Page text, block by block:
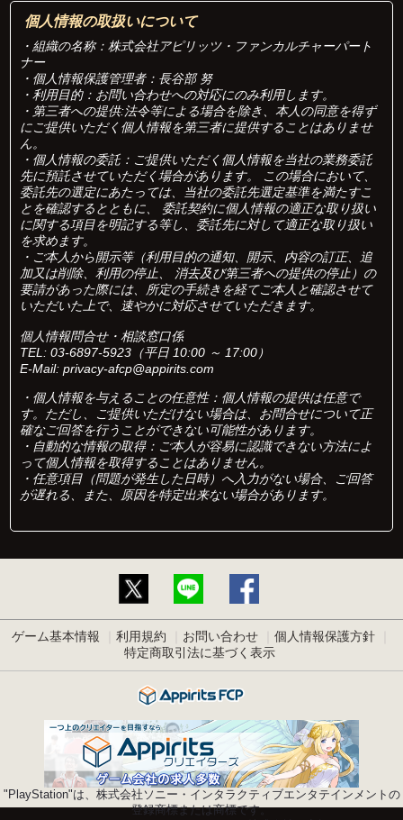
個人情報の取扱いについて
・組織の名称：株式会社アピリッツ・ファンカルチャーパート
ナー
・個人情報保護管理者：長谷部 努
・利用目的：お問い合わせへの対応にのみ利用します。
・第三者への提供:法令等による場合を除き、本人の同意を得ず
にご提供いただく個人情報を第三者に提供することはありませ
ん。
・個人情報の委託：ご提供いただく個人情報を当社の業務委託
先に預託させていただく場合があります。 この場合において、
委託先の選定にあたっては、当社の委託先選定基準を満たすこ
とを確認するとともに、 委託契約に個人情報の適正な取り扱い
に関する項目を明記する等し、委託先に対して適正な取り扱い
を求めます。
・ご本人から開示等（利用目的の通知、開示、内容の訂正、追
加又は削除、利用の停止、 消去及び第三者への提供の停止）の
要請があった際には、所定の手続きを経てご本人と確認させて
いただいた上で、速やかに対応させていただきます。
個人情報問合せ・相談窓口係
TEL: 03-6897-5923（平日 10:00 ～ 17:00）
E-Mail: privacy-afcp@appirits.com
・個人情報を与えることの任意性：個人情報の提供は任意で
す。ただし、ご提供いただけない場合は、お問合せについて正
確なご回答を行うことができない可能性があります。
・自動的な情報の取得：ご本人が容易に認識できない方法によ
って個人情報を取得することはありません。
・任意項目（問題が発生した日時）へ入力がない場合、ご回答
が遅れる、また、原因を特定出来ない場合があります。
ゲーム基本情報 利用規約 お問い合わせ
個人情報保護方針
特定商取引法に基づく表示
"PlayStation"は、株式会社ソニー・インタラクティブエンタテインメントの
登録商標または商標です。